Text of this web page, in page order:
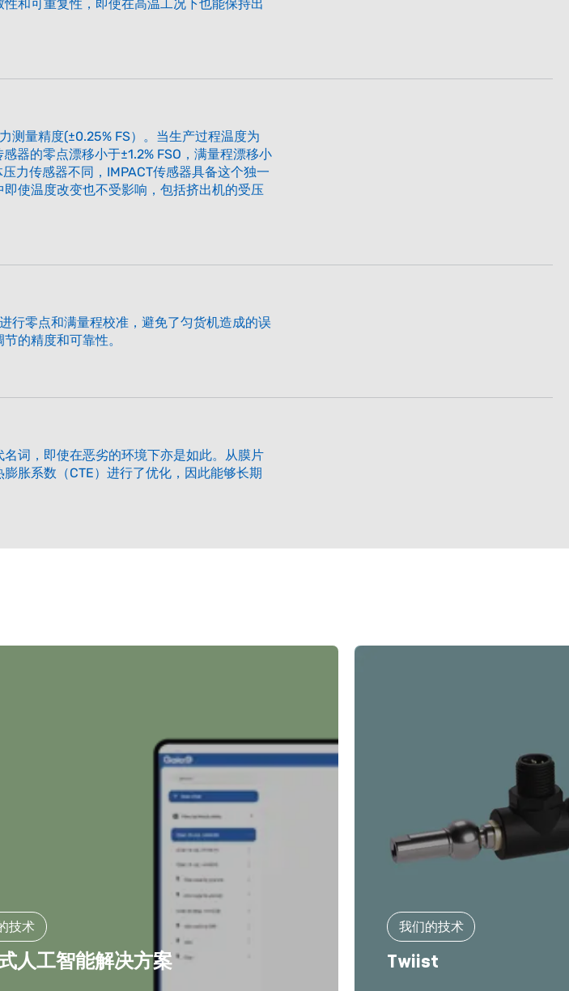
和可重复性，即使在高温工况下也能保持出
测量精度(±0.25% FS）。当生产过程温度为
器的零点漂移小于±1.2% FSO，满量程漂移小
力传感器不同，IMPACT传感器具备这个独一
使温度改变也不受影响，包括挤出机的受压
行零点和满量程校准，避免了匀货机造成的误
的精度和可靠性。
词，即使在恶劣的环境下亦是如此。从膜片
胀系数（CTE）进行了优化，因此能够长期
技术
人工智能解决方案
我们的技术
Twiist